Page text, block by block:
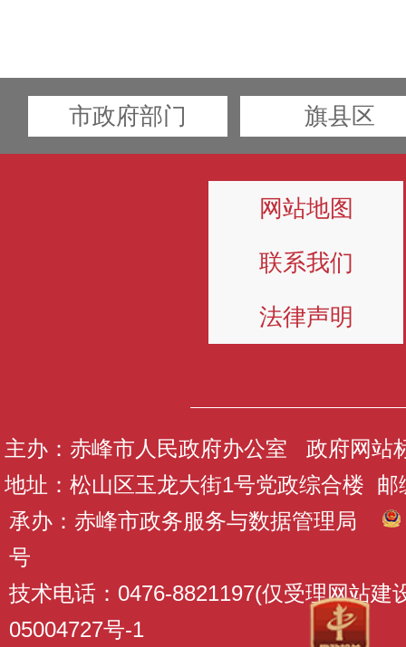
市政府部门 旗县区
网站地图
联系我们
法律声明
主办：赤峰市人民政府办公室 政府网站
地址：松山区玉龙大街1号党政综合楼 邮
承办：赤峰市政务服务与数据管理局
号
技术电话：0476-8821197(仅受理网站建
05004727号-1